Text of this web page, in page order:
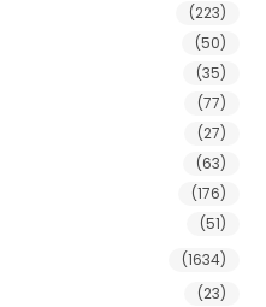
(223)
(50)
(35)
(77)
(27)
(63)
(176)
(51)
(1634)
(23)